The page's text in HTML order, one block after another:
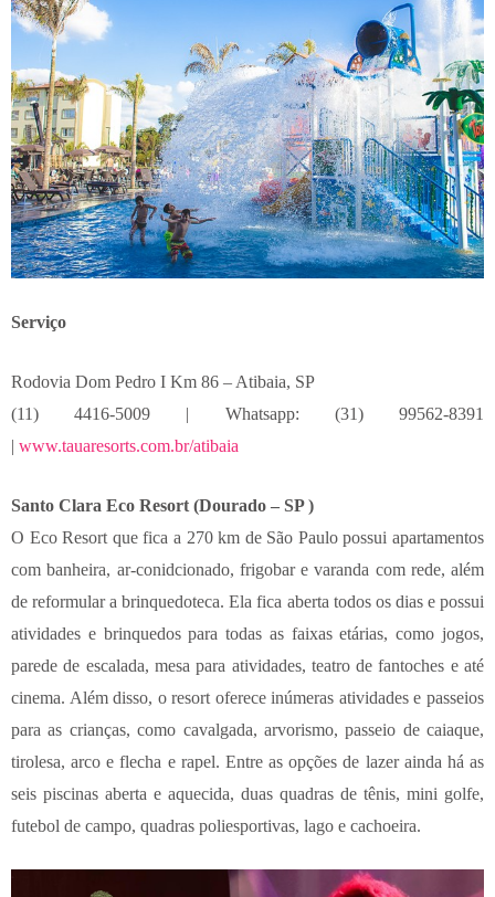
Serviço
Rodovia Dom Pedro I Km 86 – Atibaia, SP
(11) 4416-5009 | Whatsapp: (31) 99562-8391
| www.tauaresorts.com.br/atibaia
Santo Clara Eco Resort (Dourado – SP )
O Eco Resort que fica a 270 km de São Paulo possui apartamentos
com banheira, ar-conidcionado, frigobar e varanda com rede, além
de reformular a brinquedoteca. Ela fica aberta todos os dias e possui
atividades e brinquedos para todas as faixas etárias, como jogos,
parede de escalada, mesa para atividades, teatro de fantoches e até
cinema. Além disso, o resort oferece inúmeras atividades e passeios
para as crianças, como cavalgada, arvorismo, passeio de caiaque,
tirolesa, arco e flecha e rapel. Entre as opções de lazer ainda há as
seis piscinas aberta e aquecida, duas quadras de tênis, mini golfe,
futebol de campo, quadras poliesportivas, lago e cachoeira.